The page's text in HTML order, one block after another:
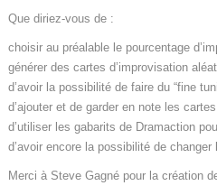
Que diriez-vous de :
choisir au préalable le pourcentage
générer des cartes d’improvisation
d’avoir la possibilité de faire du “fine
d’ajouter et de garder en note les
d’utiliser les gabarits de Dramaction
d’avoir encore la possibilité de
Merci à Steve Gagné pour la création